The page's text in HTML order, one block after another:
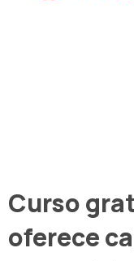
Curso
oferece